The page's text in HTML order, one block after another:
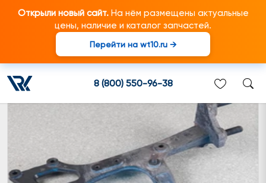
Открыли новый сайт.На нём размещены актуальные
цены, наличие и каталог запчастей.
Перейти на wt10.ru →
8 (800) 550-96-38
Прочие кронштейны